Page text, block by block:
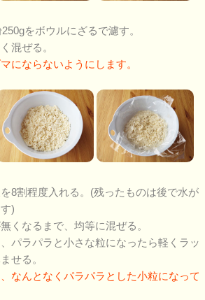
をボウルにざるで濾す。
混ぜる。
にならないようにします。
8割程度入れる。(残ったものは後で水が
)
くなるまで、均等に混ぜる。
パラパラと小さな粒になったら軽くラッ
せる。
なんとなくパラパラとした小粒になって